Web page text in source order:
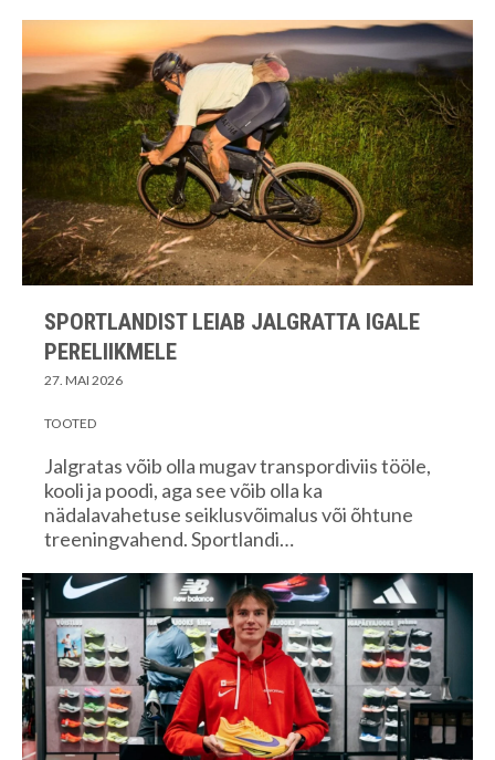
SPORTLANDIST LEIAB JALGRATTA IGALE
PERELIIKMELE
27. MAI 2026
TOOTED
Jalgratas võib olla mugav transpordiviis tööle,
kooli ja poodi, aga see võib olla ka
nädalavahetuse seiklusvõimalus või õhtune
treeningvahend. Sportlandi…